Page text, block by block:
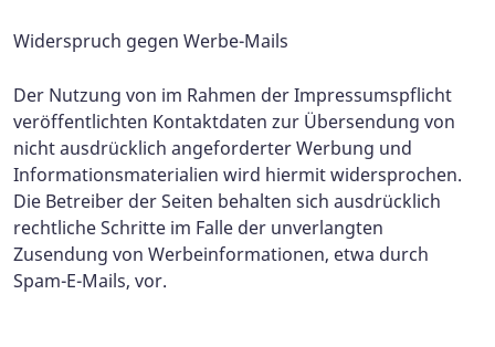
Widerspruch gegen Werbe-Mails
Der Nutzung von im Rahmen der Impressumspflicht
veröffentlichten Kontaktdaten zur Übersendung von
nicht ausdrücklich angeforderter Werbung und
Informationsmaterialien wird hiermit widersprochen.
Die Betreiber der Seiten behalten sich ausdrücklich
rechtliche Schritte im Falle der unverlangten
Zusendung von Werbeinformationen, etwa durch
Spam-E-Mails, vor.